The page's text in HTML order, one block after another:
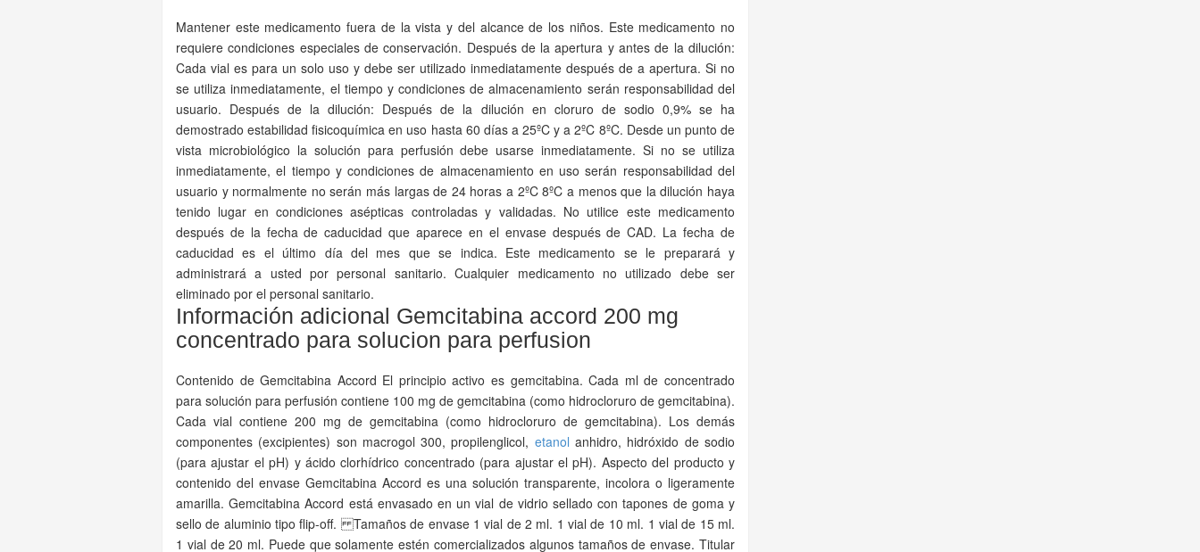
Mantener este medicamento fuera de la vista y del alcance de los niños. Este medicamento no
requiere condiciones especiales de conservación. Después de la apertura y antes de la dilución:
Cada vial es para un solo uso y debe ser utilizado inmediatamente después de a apertura. Si no
se utiliza inmediatamente, el tiempo y condiciones de almacenamiento serán responsabilidad del
usuario. Después de la dilución: Después de la dilución en cloruro de sodio 0,9% se ha
demostrado estabilidad fisicoquímica en uso hasta 60 días a 25ºC y a 2ºC 8ºC. Desde un punto de
vista microbiológico la solución para perfusión debe usarse inmediatamente. Si no se utiliza
inmediatamente, el tiempo y condiciones de almacenamiento en uso serán responsabilidad del
usuario y normalmente no serán más largas de 24 horas a 2ºC 8ºC a menos que la dilución haya
tenido lugar en condiciones asépticas controladas y validadas. No utilice este medicamento
después de la fecha de caducidad que aparece en el envase después de CAD. La fecha de
caducidad es el último día del mes que se indica. Este medicamento se le preparará y
administrará a usted por personal sanitario. Cualquier medicamento no utilizado debe ser
eliminado por el personal sanitario.
Información adicional Gemcitabina accord 200 mg
concentrado para solucion para perfusion
Contenido de Gemcitabina Accord El principio activo es gemcitabina. Cada ml de concentrado
para solución para perfusión contiene 100 mg de gemcitabina (como hidrocloruro de gemcitabina).
Cada vial contiene 200 mg de gemcitabina (como hidrocloruro de gemcitabina). Los demás
componentes (excipientes) son macrogol 300, propilenglicol, etanol anhidro, hidróxido de sodio
(para ajustar el pH) y ácido clorhídrico concentrado (para ajustar el pH). Aspecto del producto y
contenido del envase Gemcitabina Accord es una solución transparente, incolora o ligeramente
amarilla. Gemcitabina Accord está envasado en un vial de vidrio sellado con tapones de goma y
sello de aluminio tipo flip-off. Tamaños de envase 1 vial de 2 ml. 1 vial de 10 ml. 1 vial de 15 ml.
1 vial de 20 ml. Puede que solamente estén comercializados algunos tamaños de envase. Titular